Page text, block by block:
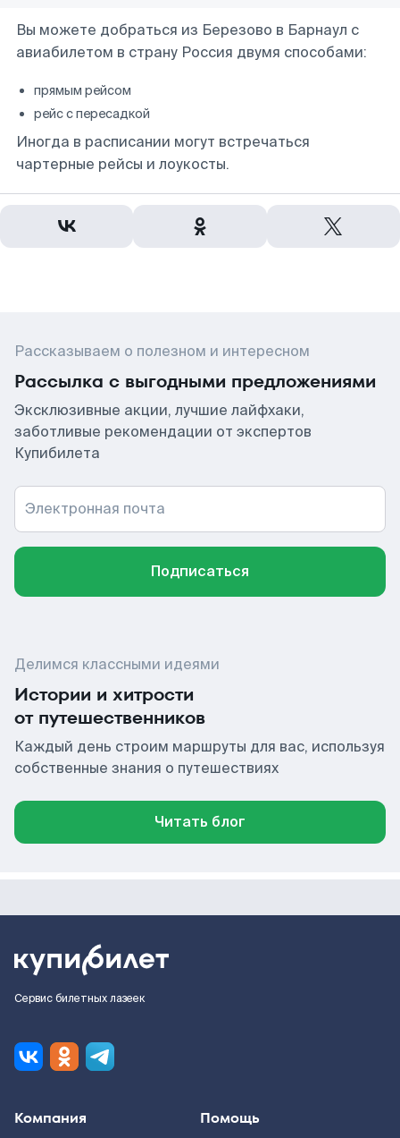
Вы можете добраться из Березово в Барнаул с
авиабилетом в страну Россия двумя способами:
прямым рейсом
рейс с пересадкой
Иногда в расписании могут встречаться
чартерные рейсы и лоукосты.
Рассказываем о полезном и интересном
Рассылка с выгодными предложениями
Эксклюзивные акции, лучшие лайфхаки,
заботливые рекомендации от экспертов
Купибилета
Электронная почта
Подписаться
Делимся классными идеями
Истории и хитрости
от путешественников
Каждый день строим маршруты для вас, используя
собственные знания о путешествиях
Читать блог
Сервис билетных лазеек
Компания Помощь